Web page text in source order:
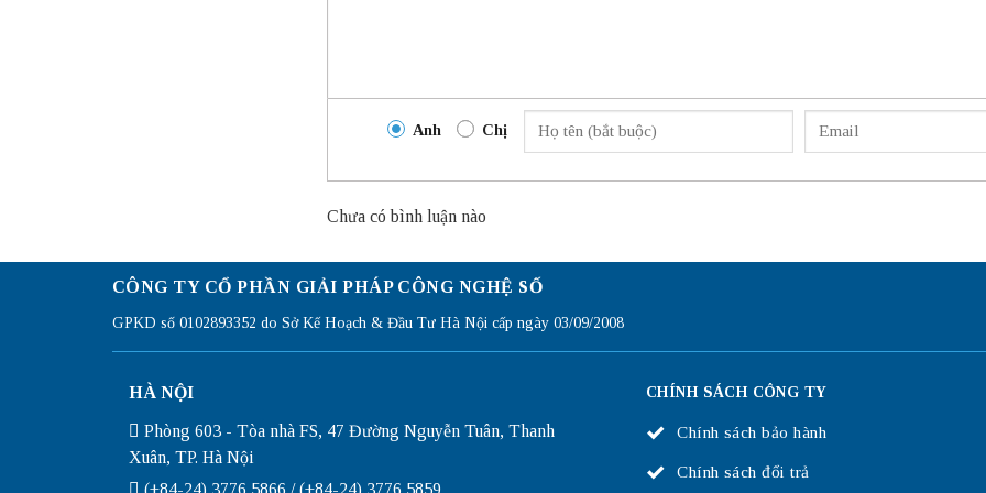
Anh Chị
Chưa có bình luận nào
CÔNG TY CỔ PHẦN GIẢI PHÁP CÔNG NGHỆ SỐ
GPKD số 0102893352 do Sở Kế Hoạch & Đầu Tư Hà Nội cấp ngày 03/09/2008
HÀ NỘI
Phòng 603 - Tòa nhà FS, 47 Đường Nguyễn Tuân, Thanh
Xuân, TP. Hà Nội
(+84-24) 3776 5866 / (+84-24) 3776 5859
CHÍNH SÁCH CÔNG TY
Chính sách bảo hành
Chính sách đổi trả